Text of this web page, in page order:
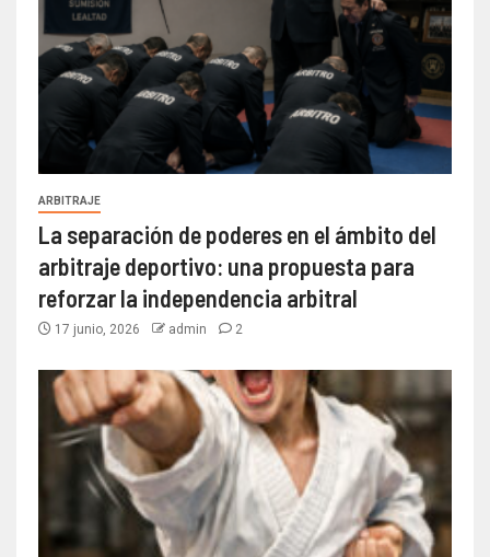
ARBITRAJE
La separación de poderes en el ámbito del
arbitraje deportivo: una propuesta para
reforzar la independencia arbitral
17 junio, 2026 admin 2